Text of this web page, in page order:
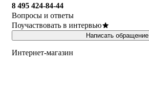
8 495 424-84-44
Вопросы и ответы
Поучаствовать в интервью
Написать обращение
Интернет-магазин